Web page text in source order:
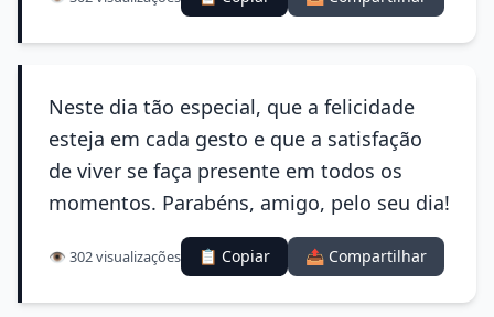
Neste dia tão especial, que a felicidade
esteja em cada gesto e que a satisfação
de viver se faça presente em todos os
momentos. Parabéns, amigo, pelo seu dia!
👁️ 302 visualizações 📋 Copiar 📤 Compartilhar